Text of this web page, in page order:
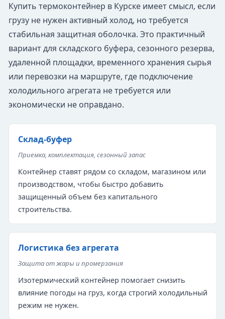
Купить термоконтейнер в Курске имеет смысл, если
грузу не нужен активный холод, но требуется
стабильная защитная оболочка. Это практичный
вариант для складского буфера, сезонного резерва,
удаленной площадки, временного хранения сырья
или перевозки на маршруте, где подключение
холодильного агрегата не требуется или
экономически не оправдано.
Склад-буфер
Приемка, комплектация, сезонный запас
Контейнер ставят рядом со складом, магазином или
производством, чтобы быстро добавить
защищенный объем без капитального
строительства.
Логистика без агрегата
Защита от жары и промерзания
Изотермический контейнер помогает снизить
влияние погоды на груз, когда строгий холодильный
режим не нужен.